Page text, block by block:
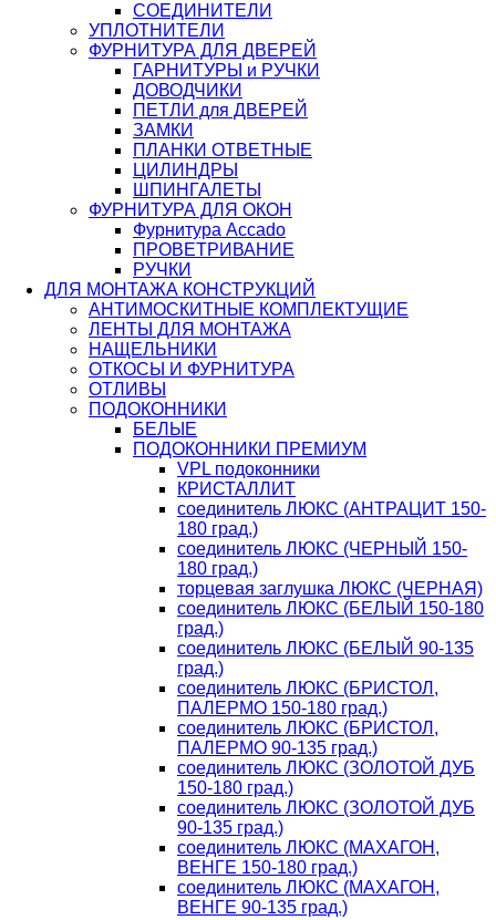
СОЕДИНИТЕЛИ
УПЛОТНИТЕЛИ
ФУРНИТУРА ДЛЯ ДВЕРЕЙ
ГАРНИТУРЫ и РУЧКИ
ДОВОДЧИКИ
ПЕТЛИ для ДВЕРЕЙ
ЗАМКИ
ПЛАНКИ ОТВЕТНЫЕ
ЦИЛИНДРЫ
ШПИНГАЛЕТЫ
ФУРНИТУРА ДЛЯ ОКОН
Фурнитура Accado
ПРОВЕТРИВАНИЕ
РУЧКИ
ДЛЯ МОНТАЖА КОНСТРУКЦИЙ
АНТИМОСКИТНЫЕ КОМПЛЕКТУЩИЕ
ЛЕНТЫ ДЛЯ МОНТАЖА
НАЩЕЛЬНИКИ
ОТКОСЫ И ФУРНИТУРА
ОТЛИВЫ
ПОДОКОННИКИ
БЕЛЫЕ
ПОДОКОННИКИ ПРЕМИУМ
VPL подоконники
КРИСТАЛЛИТ
соединитель ЛЮКС (АНТРАЦИТ 150-
180 град.)
соединитель ЛЮКС (ЧЕРНЫЙ 150-
180 град.)
торцевая заглушка ЛЮКС (ЧЕРНАЯ)
соединитель ЛЮКС (БЕЛЫЙ 150-180
град.)
соединитель ЛЮКС (БЕЛЫЙ 90-135
град.)
соединитель ЛЮКС (БРИСТОЛ,
ПАЛЕРМО 150-180 град.)
соединитель ЛЮКС (БРИСТОЛ,
ПАЛЕРМО 90-135 град.)
соединитель ЛЮКС (ЗОЛОТОЙ ДУБ
150-180 град.)
соединитель ЛЮКС (ЗОЛОТОЙ ДУБ
90-135 град.)
соединитель ЛЮКС (МАХАГОН,
ВЕНГЕ 150-180 град.)
соединитель ЛЮКС (МАХАГОН,
ВЕНГЕ 90-135 град.)